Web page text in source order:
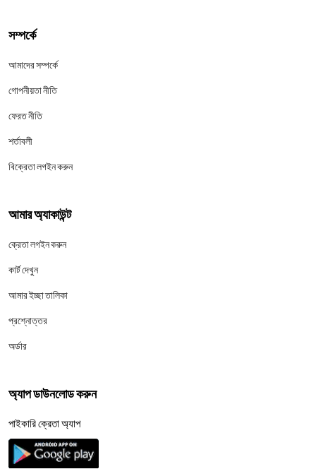
সম্পর্কে
আমাদের সম্পর্কে
গোপনীয়তা নীতি
ফেরত নীতি
শর্তাবলী
বিক্রেতা লগইন করুন
আমার অ্যাকাউন্ট
ক্রেতা লগইন করুন
কার্ট দেখুন
আমার ইচ্ছা তালিকা
প্রশ্নোত্তর
অর্ডার
অ্যাপ ডাউনলোড করুন
পাইকারি ক্রেতা অ্যাপ